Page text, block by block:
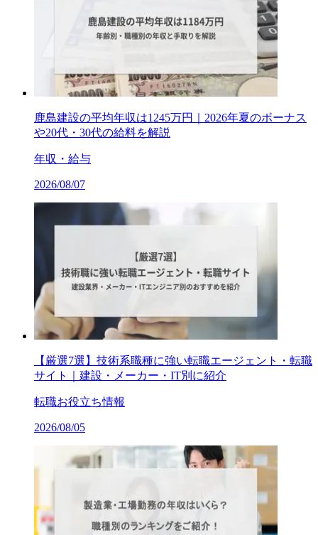
鹿島建設の平均年収は1245万円｜2026年夏のボーナス
や20代・30代の給料を解説
年収・給与
2026/08/07
【厳選7選】技術系職種に強い転職エージェント・転職
サイト｜建設・メーカー・IT別に紹介
転職お役立ち情報
2026/08/05